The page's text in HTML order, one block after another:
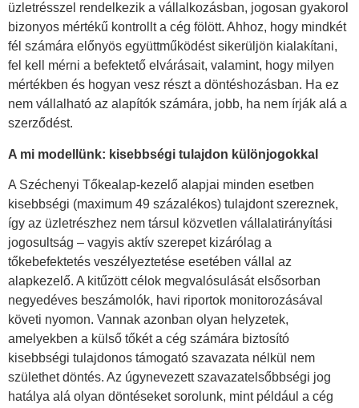
üzletrésszel rendelkezik a vállalkozásban, jogosan gyakorol
bizonyos mértékű kontrollt a cég fölött. Ahhoz, hogy mindkét
fél számára előnyös együttműködést sikerüljön kialakítani,
fel kell mérni a befektető elvárásait, valamint, hogy milyen
mértékben és hogyan vesz részt a döntéshozásban. Ha ez
nem vállalható az alapítók számára, jobb, ha nem írják alá a
szerződést.
A mi modellünk: kisebbségi tulajdon különjogokkal
A Széchenyi Tőkealap-kezelő alapjai minden esetben
kisebbségi (maximum 49 százalékos) tulajdont szereznek,
így az üzletrészhez nem társul közvetlen vállalatirányítási
jogosultság – vagyis aktív szerepet kizárólag a
tőkebefektetés veszélyeztetése esetében vállal az
alapkezelő. A kitűzött célok megvalósulását elsősorban
negyedéves beszámolók, havi riportok monitorozásával
követi nyomon. Vannak azonban olyan helyzetek,
amelyekben a külső tőkét a cég számára biztosító
kisebbségi tulajdonos támogató szavazata nélkül nem
születhet döntés. Az úgynevezett szavazatelsőbbségi jog
hatálya alá olyan döntéseket sorolunk, mint például a cég